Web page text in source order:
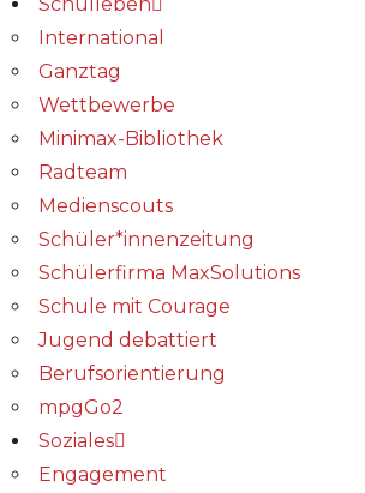
International
Ganztag
Wettbewerbe
Minimax-Bibliothek​
Radteam
Medienscouts
Schüler*innenzeitung
Schülerfirma MaxSolutions
Schule mit Courage
Jugend debattiert
Berufsorientierung
mpgGo2
Soziales
Engagement